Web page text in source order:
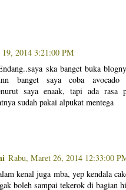
2014 3:21:00 PM
ska banget buka
banget saya coba
saya enaak, tapi ada rasa
sudah pakai alpukat mentega
Rabu, Maret 26, 2014 12:33:00
kenal juga mba, yep kendala
boleh sampai tekerok di bagian